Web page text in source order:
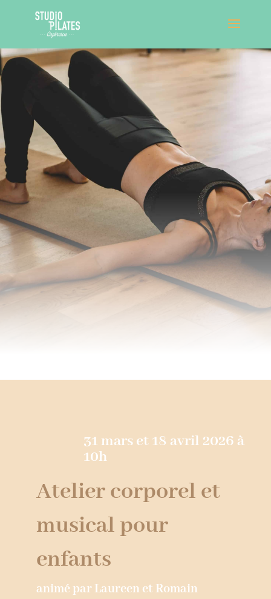
Votre studio Pilates vous propose des
ateliers spécifiques
animés par des professionnels aguerris.
31 mars et 18 avril 2026 à
10h
Atelier corporel et
musical pour
enfants
animé par Laureen et Romain